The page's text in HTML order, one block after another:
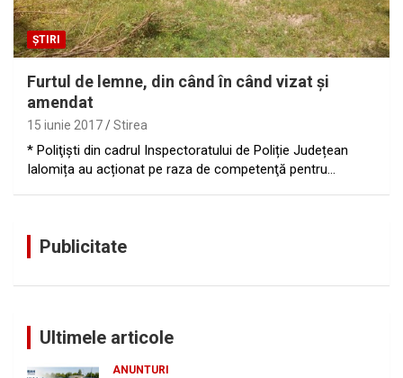
ȘTIRI
Furtul de lemne, din când în când vizat şi
amendat
15 iunie 2017 Stirea
* Poliţişti din cadrul Inspectoratului de Poliție Județean
Ialomița au acționat pe raza de competenţă pentru…
Publicitate
Ultimele articole
ANUNTURI